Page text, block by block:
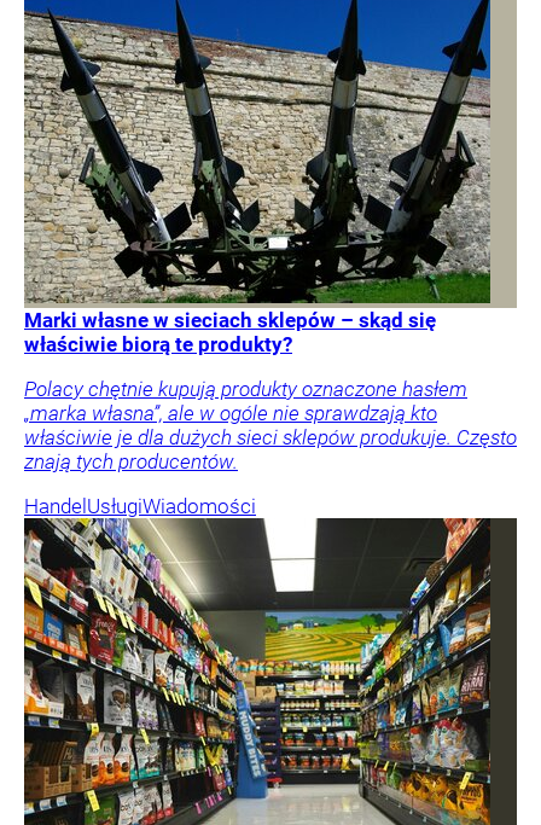
Marki własne w sieciach sklepów – skąd się
właściwie biorą te produkty?
Polacy chętnie kupują produkty oznaczone hasłem
„marka własna”, ale w ogóle nie sprawdzają kto
właściwie je dla dużych sieci sklepów produkuje. Często
znają tych producentów.
Handel UsługiWiadomości